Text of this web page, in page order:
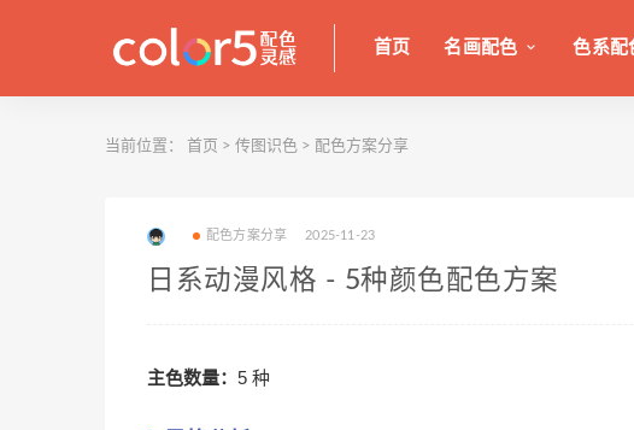
首页 名画配色 色系配
当前位置： 首页 > 传图识色 > 配色方案分享
配色方案分享 2025-11-23
日系动漫风格 - 5种颜色配色方案
主色数量： 5 种